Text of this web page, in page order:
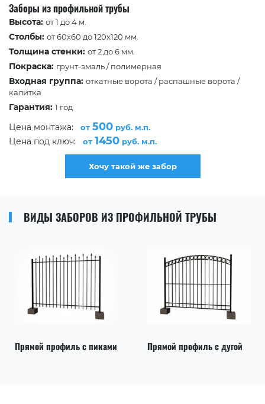
Заборы из профильной трубы
Высота: от 1 до 4 м.
Столбы: от 60х60 до 120x120 мм.
Толщина стенки: от 2 до 6 мм.
Покраска: грунт-эмаль / полимерная
Входная группа: откатные ворота / распашные ворота /
калитка
Гарантия: 1 год
Цена монтажа: от 500 руб. м.п.
Цена под ключ: от 1450 руб. м.п.
Хочу такой же забор
ВИДЫ ЗАБОРОВ ИЗ ПРОФИЛЬНОЙ ТРУБЫ
Прямой профиль с пиками Прямой профиль с дугой